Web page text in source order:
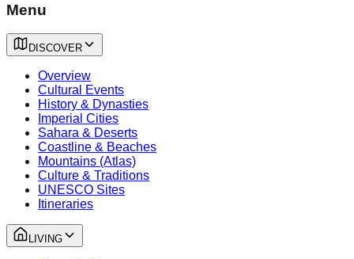
Menu
DISCOVER
Overview
Cultural Events
History & Dynasties
Imperial Cities
Sahara & Deserts
Coastline & Beaches
Mountains (Atlas)
Culture & Traditions
UNESCO Sites
Itineraries
LIVING